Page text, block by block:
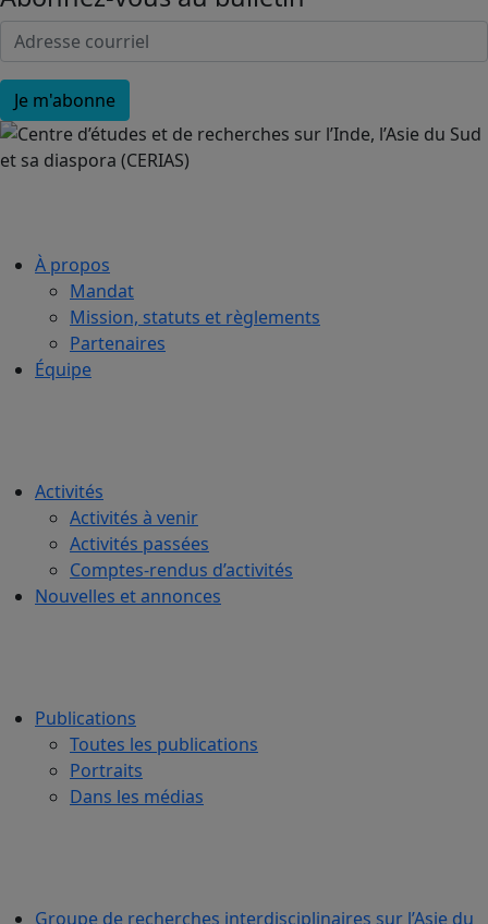
À propos
Mandat
Mission, statuts et règlements
Partenaires
Équipe
Activités
Activités à venir
Activités passées
Comptes-rendus d’activités
Nouvelles et annonces
Publications
Toutes les publications
Portraits
Dans les médias
Groupe de recherches interdisciplinaires sur l’Asie du